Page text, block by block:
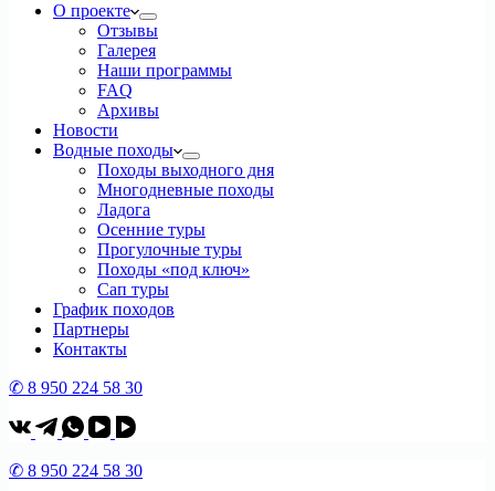
О проекте
Отзывы
Галерея
Наши программы
FAQ
Архивы
Новости
Водные походы
Походы выходного дня
Многодневные походы
Ладога
Осенние туры
Прогулочные туры
Походы «под ключ»
Сап туры
График походов
Партнеры
Контакты
✆ 8 950 224 58 30
✆ 8 950 224 58 30